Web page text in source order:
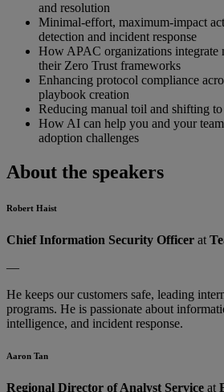
and resolution
Minimal-effort, maximum-impact
detection and incident response
How APAC organizations integrate
their Zero Trust frameworks
Enhancing protocol compliance
playbook creation
Reducing manual toil and shifting to
How AI can help you and your
adoption challenges
About the speakers
Robert Haist
Chief Information Security Officer at
—
He keeps our customers safe, leading
programs. He is passionate about
intelligence, and incident response.
Aaron Tan
Regional Director of Analyst Service at